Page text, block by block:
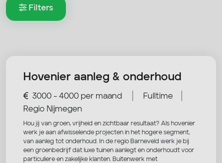
Filters
Hovenier aanleg & onderhoud
3000 - 4000 per maand Fulltime
Regio Nijmegen
Hou jij van groen, vrijheid en zichtbaar resultaat? Als hovenier
werk je aan afwisselende projecten in het hogere segment,
van aanleg tot onderhoud. In de regio Barneveld werk je bij
een groenbedrijf dat luxe tuinen aanlegt en onderhoudt voor
particuliere en zakelijke klanten. Buitenwerk met